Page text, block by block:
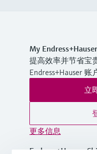
My Endress+Hauser
提高效率并节省宝
Endress+Hauser 账
立
更多信息
Endress+Hauser